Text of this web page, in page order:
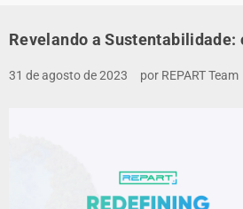
Revelando a Sustentabilidade:
31 de agosto de 2023 por REPART Team